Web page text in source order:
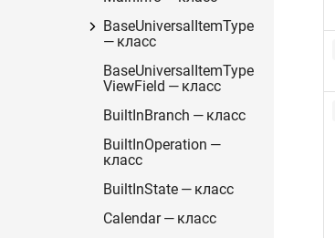
BaseUniversalItemType
— класс
BaseUniversalItemType
ViewField — класс
BuiltInBranch — класс
BuiltInOperation —
класс
BuiltInState — класс
Calendar — класс